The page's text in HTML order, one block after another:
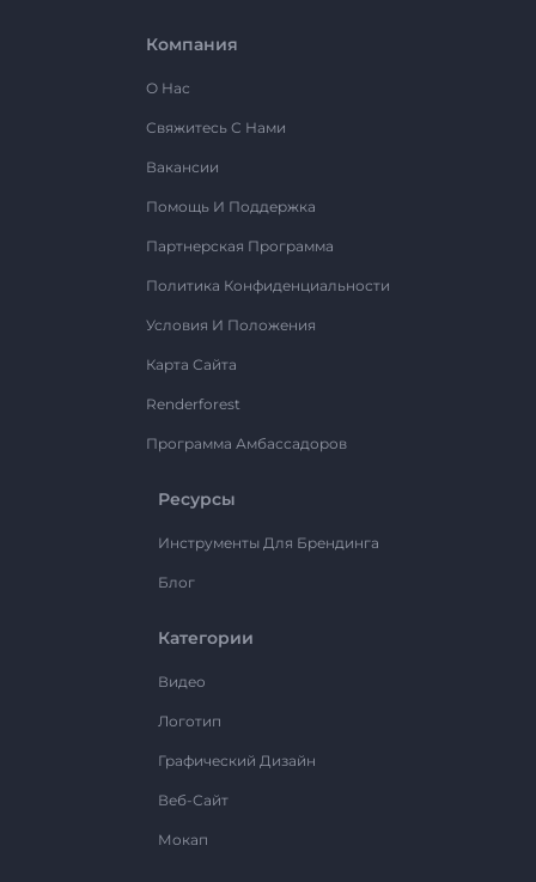
Компания
О Нас
Свяжитесь С Нами
Вакансии
Помощь И Поддержка
Партнерская Программа
Политика Конфиденциальности
Условия И Положения
Карта Сайта
Renderforest
Программа Амбассадоров
Ресурсы
Инструменты Для Брендинга
Блог
Категории
Видео
Логотип
Графический Дизайн
Веб-Сайт
Мокап